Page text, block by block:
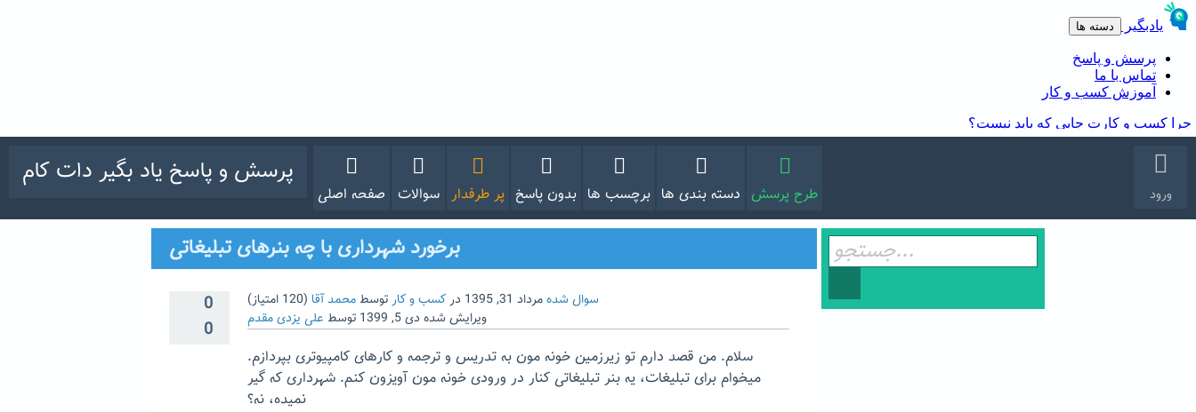
ورود
پرسش و پاسخ یاد بگیر دات کام
صفحه اصلی سوالات پر طرفدار بدون پاسخ برچسب ها دسته بندی ها طرح پرسش
برخورد شهرداری با چه بنرهای تبلیغاتی
0
0
سوال شدهمرداد 31, 1395 درکسب و کارتوسط محمد آقا (
120 امتیاز)
ویرایش شده دی 5, 1399 توسط علی یزدی مقدم
سلام. من قصد دارم تو زیرزمین خونه مون به تدریس و ترجمه و کارهای کامپیوتری بپردازم.
میخوام برای تبلیغات، یه بنر تبلیغاتی کنار در ورودی خونه مون آویزون کنم. شهرداری که گیر
نمیده، نه؟